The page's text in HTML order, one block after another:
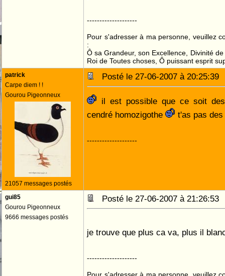
--------------------
Pour s'adresser à ma personne, veuillez
:
Ô sa Grandeur, son Excellence, Divinité
Roi de Toutes choses, Ô puissant esprit
patrick
Carpe diem ! !
Gourou Pigeonneux
21057 messages postés
Posté le 27-06-2007 à
il est possible que ce soit
cendré homozigothe
t'as pas
--------------------
gui85
Gourou Pigeonneux
9666 messages postés
Posté le 27-06-2007 à
je trouve que plus ca va, plus il
--------------------